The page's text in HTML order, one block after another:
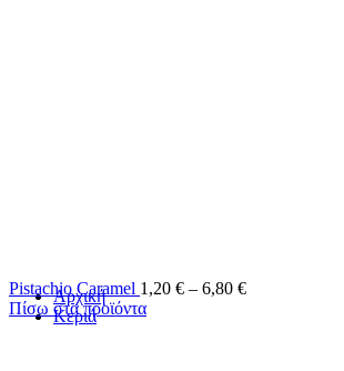
Αρχική
Κεριά
Pistachio Caramel 1,20 € – 6,80 €
Πίσω στα προϊόντα